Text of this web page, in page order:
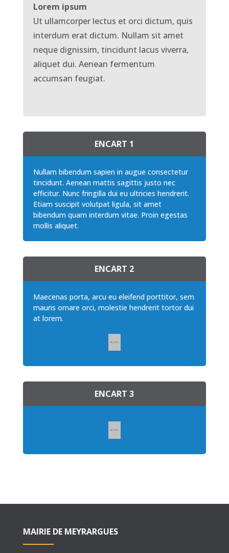
Lorem ipsum
Ut ullamcorper lectus et orci dictum, quis
interdum erat dictum. Nullam sit amet
neque dignissim, tincidunt lacus viverra,
aliquet dui. Aenean fermentum
accumsan feugiat.
ENCART 1
Nullam bibendum sapien in augue consectetur
tincidunt. Aenean mattis sagittis justo nec
efficitur. Nunc fringilla dui eu ultricies hendrerit.
Etiam suscipit volutpat ligula, sit amet
bibendum quam interdum vitae. Proin egestas
mollis aliquet.
ENCART 2
Maecenas porta, arcu eu eleifend porttitor, sem
mauris ornare orci, molestie hendrerit tortor dui
at lorem.
ENCART 3
MAIRIE DE MEYRARGUES